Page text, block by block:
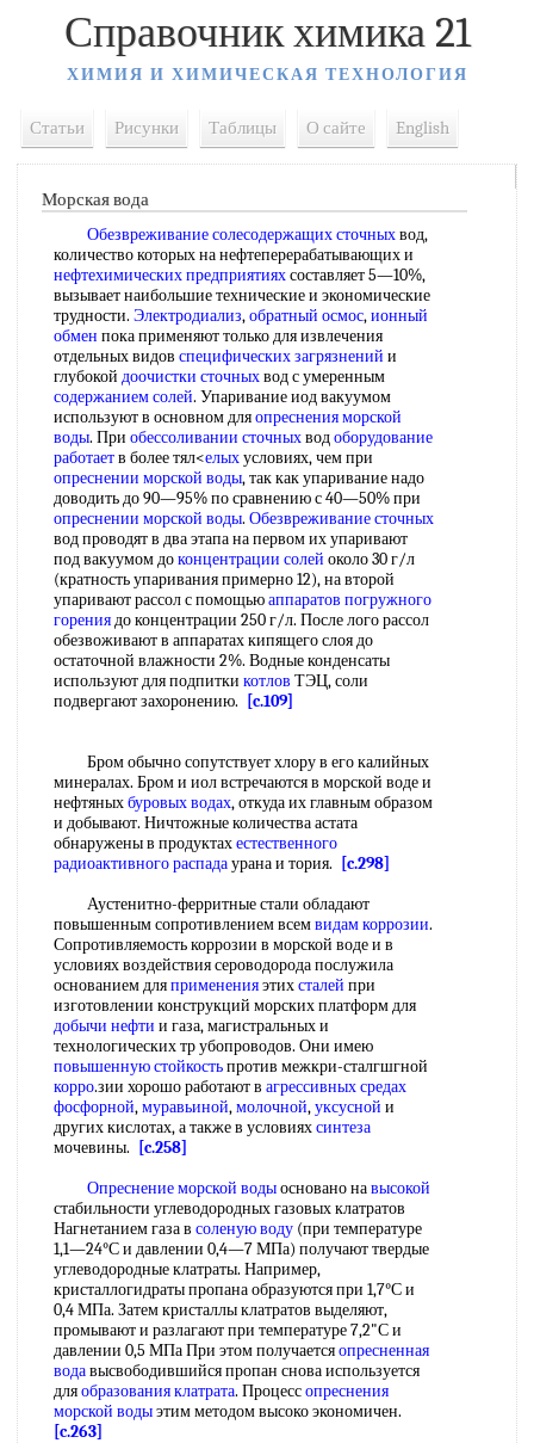
Справочник химика 21
ХИМИЯ И ХИМИЧЕСКАЯ ТЕХНОЛОГИЯ
Статьи Рисунки Таблицы О сайте English
Морская вода
Обезвреживание солесодержащих сточныхвод,
количество которых на нефтеперерабатывающих и
нефтехимических предприятияхсоставляет 5—10%,
вызывает наибольшие технические и экономические
трудности. Электродиализ,обратный осмос,ионный
обмен пока применяют только для извлечения
отдельных видов специфических загрязнений и
глубокой доочистки сточныхвод с умеренным
содержанием солей. Упаривание иод вакуумом
используют в основном дляопреснения морской
воды. При обессоливании сточныхводоборудование
работаетв более тял<елыхусловиях, чем при
опреснении морской воды, так как упаривание надо
доводить до 90—95% по сравнению с 40—50% при
опреснении морской воды. Обезвреживание сточных
вод проводят в два этапа на первом их упаривают
под вакуумом доконцентрации солей около 30 г/л
(кратность упаривания примерно 12), на второй
упаривают рассол с помощьюаппаратов погружного
горениядо концентрации 250 г/л. После лого рассол
обезвоживают в аппаратах кипящего слоя до
остаточной влажности 2%. Водные конденсаты
используют для подпитки котлов ТЭЦ, соли
подвергают захоронению.
[c.109]
Бром обычно сопутствует хлору в его калийных
минералах. Бром и иол встречаются в морской воде и
нефтяныхбуровых водах, откуда их главным образом
и добывают. Ничтожные количества астата
обнаружены в продуктахестественного
радиоактивного распадаурана и тория.
[c.298]
Аустенитно-ферритные стали обладают
повышенным сопротивлением всемвидам коррозии.
Сопротивляемость коррозии в морской воде и в
условиях воздействия сероводорода послужила
основанием дляпримененияэтихсталей при
изготовлении конструкций морских платформ для
добычи нефти и газа, магистральных и
технологических тр убопроводов. Они имею
повышенную стойкостьпротив межкри-сталгшгной
корро.зии хорошо работают в агрессивных средах
фосфорной,муравьиной,молочной,уксусной и
других кислотах, а также в условияхсинтеза
мочевины.
[c.258]
Опреснение морской водыосновано навысокой
стабильности углеводородных газовых клатратов
Нагнетанием газа в соленую воду (при температуре
1,1—24°С и давлении 0,4—7 МПа) получают твердые
углеводородные клатраты. Например,
кристаллогидраты пропана образуются при 1,7°С и
0,4 МПа. Затем кристаллы клатратов выделяют,
промывают и разлагают при температуре 7,2"С и
давлении 0,5 МПа При этом получаетсяопресненная
водавысвободившийся пропан снова используется
дляобразования клатрата. Процессопреснения
морской водыэтим методом высоко экономичен.
[c.263]